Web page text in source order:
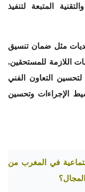
المتبعة لتنفيذ
مثل ضمان تنسيق
اللازمة للمستحقين.
التعاون الفني
الإجراءات وتحسين
في المغرب من